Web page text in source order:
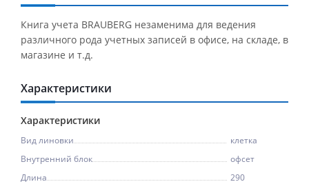
Книга учета BRAUBERG незаменима для ведения
различного рода учетных записей в офисе, на складе, в
магазине и т.д.
Характеристики
Характеристики
Вид линовки
клетка
Внутренний блок
офсет
Длина
290